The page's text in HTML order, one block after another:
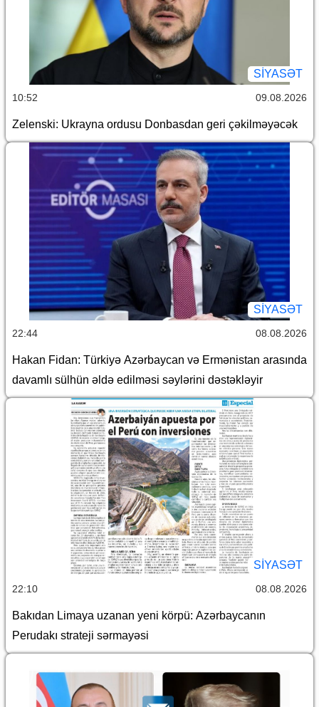
SİYASƏT
10:52 09.08.2026
Zelenski: Ukrayna ordusu Donbasdan geri çəkilməyəcək
SİYASƏT
22:44 08.08.2026
Hakan Fidan: Türkiyə Azərbaycan və Ermənistan arasında
davamlı sülhün əldə edilməsi səylərini dəstəkləyir
SİYASƏT
22:10 08.08.2026
Bakıdan Limaya uzanan yeni körpü: Azərbaycanın
Perudakı strateji sərmayəsi